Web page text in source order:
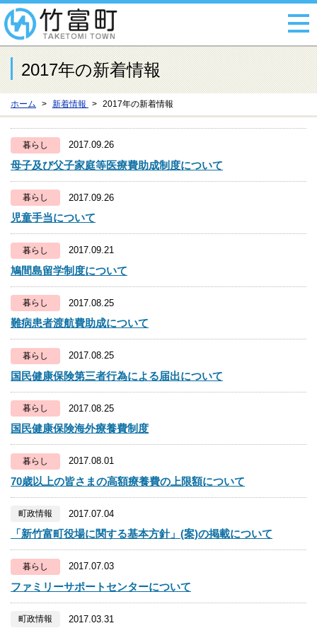
2017年の新着情報
ホーム 新着情報 2017年の新着情報
暮らし 2017.09.26
母子及び父子家庭等医療費助成制度について
暮らし 2017.09.26
児童手当について
暮らし 2017.09.21
鳩間島留学制度について
暮らし 2017.08.25
難病患者渡航費助成について
暮らし 2017.08.25
国民健康保険第三者行為による届出について
暮らし 2017.08.25
国民健康保険海外療養費制度
暮らし 2017.08.01
70歳以上の皆さまの高額療養費の上限額について
町政情報 2017.07.04
「新竹富町役場に関する基本方針」(案)の掲載について
暮らし 2017.07.03
ファミリーサポートセンターについて
町政情報 2017.03.31